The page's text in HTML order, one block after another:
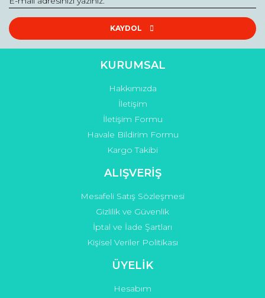
Ürün fiyatı diğer sitelerden daha pahalı.
Bu ürüne benzer farklı alternatifler olmalı.
Gönder
KAYDOL
KURUMSAL
Hakkımızda
İletişim
İletişim Formu
Havale Bildirim Formu
Kargo Takibi
ALIŞVERİŞ
Mesafeli Satış Sözleşmesi
Gizlilik ve Güvenlik
İptal ve İade Şartları
Kişisel Veriler Politikası
ÜYELİK
Hesabım